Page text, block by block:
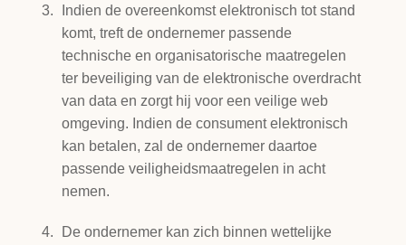
Indien de overeenkomst elektronisch tot stand
komt, treft de ondernemer passende
technische en organisatorische maatregelen
ter beveiliging van de elektronische overdracht
van data en zorgt hij voor een veilige web
omgeving. Indien de consument elektronisch
kan betalen, zal de ondernemer daartoe
passende veiligheidsmaatregelen in acht
nemen.
De ondernemer kan zich binnen wettelijke